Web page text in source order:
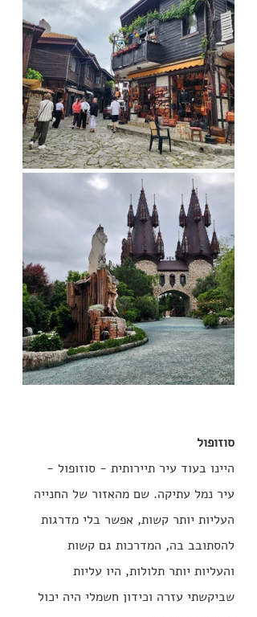
סוזופול
היינו בעוד עיר תיירותית - סוזופול -
עיר נמל עתיקה. שם מהאזור של החנייה
העליות יותר קשות, אפשר בלי מדרגות
להסתובב בה, המדרכות גם קשות
והעליות יותר תלולות, היו עליות
שביקשתי עזרה וכידון חשמלי היה יכול